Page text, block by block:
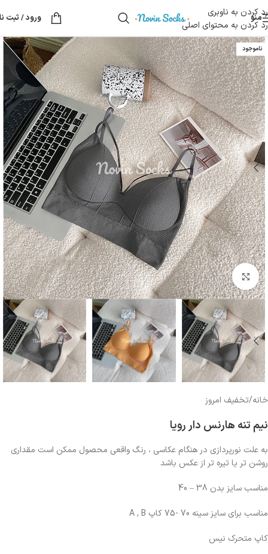
رد کردن به ناوبری
رد کردن به محتوای اصلی
منو ورود / ثبت
ناموجود
بزرگنمایی تصویر
خانه/تخفیف امروز
نیم تنه هارنس دار رویا
به علت نورپردازی در هنگام عکاسی ، رنگ واقعی محصول ممکن است مقداری
روشن تر یا تیره تر از عکس باشد
مناسب سایز بدن 38 – 40
مناسب برای سایز سینه 70 -75 کاپ A , B
کاپ متحرک نیس